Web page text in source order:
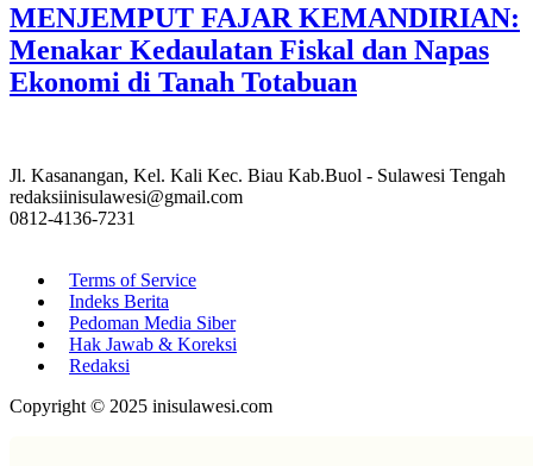
MENJEMPUT FAJAR KEMANDIRIAN:
Menakar Kedaulatan Fiskal dan Napas
Ekonomi di Tanah Totabuan
Jl. Kasanangan, Kel. Kali Kec. Biau Kab.Buol - Sulawesi Tengah
redaksiinisulawesi@gmail.com
0812-4136-7231
Terms of Service
Indeks Berita
Pedoman Media Siber
Hak Jawab & Koreksi
Redaksi
Copyright © 2025 inisulawesi.com